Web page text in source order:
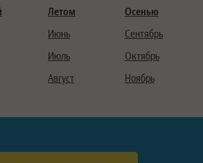
Летом
Июнь
Июль
Август
Осенью
Сентябрь
Октябрь
Ноябрь